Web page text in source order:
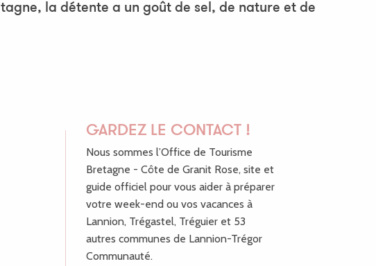
la détente a un goût de sel, de nature et de
GARDEZ LE CONTACT !
Nous sommes l’Office de Tourisme
Bretagne - Côte de Granit Rose, site et
guide officiel pour vous aider à préparer
votre week-end ou vos vacances à
Lannion, Trégastel, Tréguier et 53
autres communes de Lannion-Trégor
Communauté.